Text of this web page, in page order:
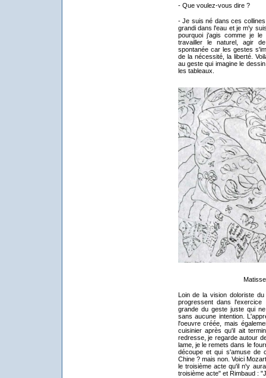
- Que voulez-vous dire ?
- Je suis né dans ces
grandi dans l'eau et je m'y
pourquoi j'agis comme je
travailler le naturel, agir
spontanée car les gestes
de la nécessité, la liberté.
au geste qui imagine le
les tableaux.
Loin de la vision doloriste
progressent dans
grande du geste juste qui
sans aucune intention.
l'oeuvre créée, mais
cuisinier après qu'il ait
redresse, je regarde autour
lame, je le remets dans le
découpe et qui s'amuse de
Chine ? mais non. Voici
le troisième acte qu'il n'y
troisième acte" et Rimbaud :